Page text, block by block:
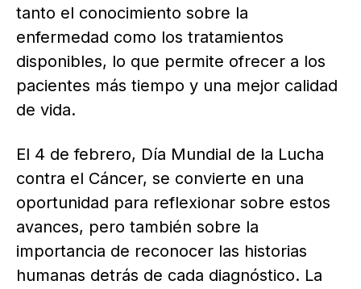
tanto el conocimiento sobre la
enfermedad como los tratamientos
disponibles, lo que permite ofrecer a los
pacientes más tiempo y una mejor calidad
de vida.
El 4 de febrero, Día Mundial de la Lucha
contra el Cáncer, se convierte en una
oportunidad para reflexionar sobre estos
avances, pero también sobre la
importancia de reconocer las historias
humanas detrás de cada diagnóstico. La